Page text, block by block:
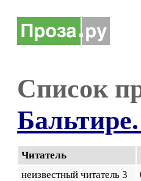
Список
Читатель
неизвестный читатель 3